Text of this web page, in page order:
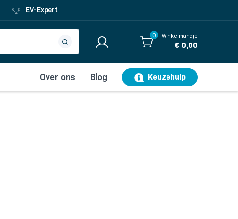
EV-Expert
0 Winkelmandje
€ 0,00
Over ons Blog Keuzehulp